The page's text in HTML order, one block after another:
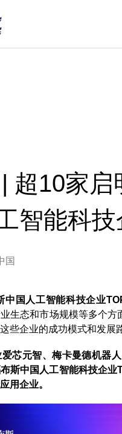
超10家
智能科
国
中国人工智能科技企业
生态和市场规模等多个
些企业的成功模式和发展
芯元智、梅卡曼德机器
斯中国人工智能科技企
用企业。